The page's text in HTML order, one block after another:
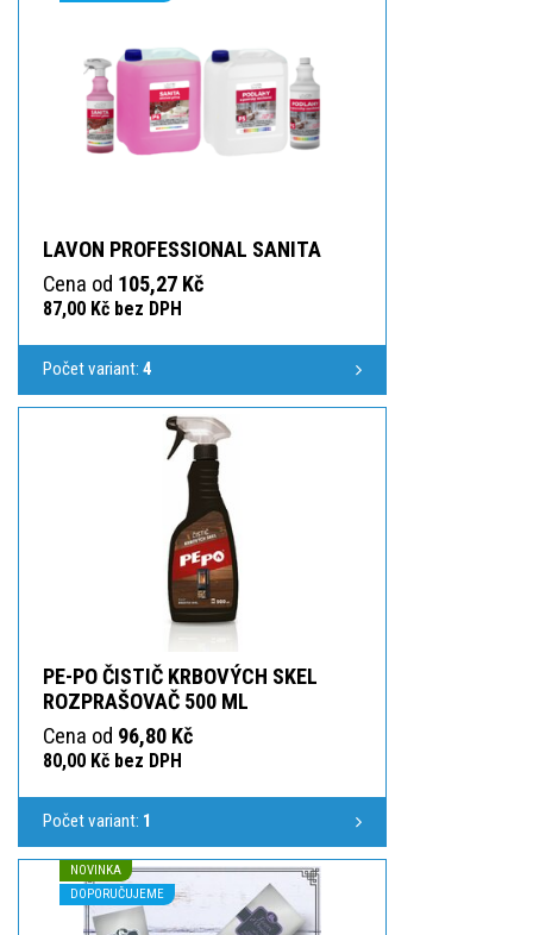
LAVON PROFESSIONAL SANITA
Cena od 105,27 Kč
87,00 Kč bez DPH
Počet variant: 4
PE-PO ČISTIČ KRBOVÝCH SKEL
ROZPRAŠOVAČ 500 ML
Cena od 96,80 Kč
80,00 Kč bez DPH
Počet variant: 1
NOVINKA
DOPORUČUJEME